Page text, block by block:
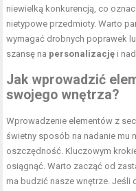
niewielką konkurencją, co
nietypowe przedmioty. Warto
wymagać drobnych poprawek
szansę na personalizację i
Jak wprowadzić
swojego wnętrza?
Wprowadzenie elementów z
świetny sposób na nadanie mu
oszczędność. Kluczowym
osiągnąć. Warto zacząć od
ma budzić nasze wnętrze. Jeśli